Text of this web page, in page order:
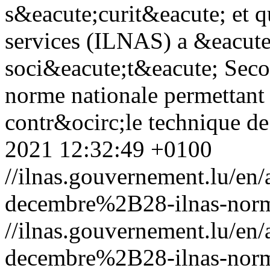
s&eacute;curit&eacute; et
services (ILNAS) a
soci&eacute;t&eacute;
norme nationale
contr&ocirc;le technique
2021 12:32:49 +0100
//ilnas.gouvernement.lu/
decembre%2B28-ilnas-
//ilnas.gouvernement.lu/
decembre%2B28-ilnas-